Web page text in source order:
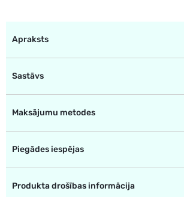
Apraksts
Sastāvs
Maksājumu metodes
Piegādes iespējas
Produkta drošības informācija